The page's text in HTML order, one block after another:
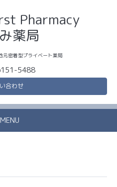
Pharmacy
薬局
元密着型プライベート薬局
5488
合わせ
MENU